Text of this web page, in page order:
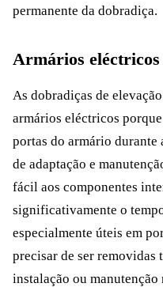
permanente da dobradiça.
Armários
As dobradiças de
armários eléctricos
portas do armário durante
de adaptação e
fácil aos componentes
significativamente o
especialmente úteis em
precisar de ser removidas
instalação ou manutenção